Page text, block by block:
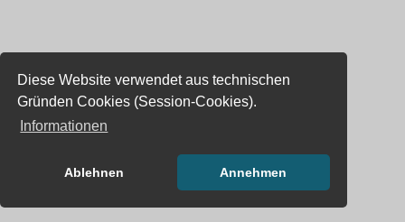
Diese Website verwendet aus technischen
Gründen Cookies (Session-Cookies).
Informationen
Ablehnen Annehmen